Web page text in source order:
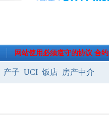
网站使用必须遵守的协议 合约
产子 UCI 饭店 房产中介